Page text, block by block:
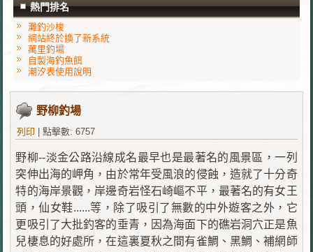
熱門排名
灘釣沙梭
網站終於換了新系統
萬里釣場
自製海釣魚餌
潮汐表使用說明
野柳釣場
列印 |點擊數: 6757
野柳--淡金公路沿線成名最早也是最著名的風景區，一列
突伸出海的岬角，由於常年受風浪的侵蝕，造就了十分奇
特的海岸景觀，岸邊奇岩怪石崎嶇不平，最著名的有女王
頭，仙女鞋......等，除了吸引了無數的中外遊客之外，它
更吸引了大批釣客的垂青，因為海面下的礁岩洞穴正是魚
兒棲息的好處所，在這裏夏秋之間有雀鯛、黑鯛、補網師